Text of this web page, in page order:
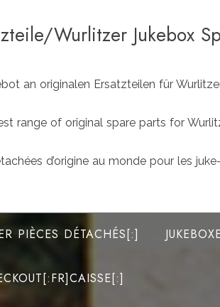
Wurlitzer Jukebox
an originalen Ersatzteilen für
range of original spare parts for
d’origine au monde pour les
PIÈCES DÉTACHÉS[:]